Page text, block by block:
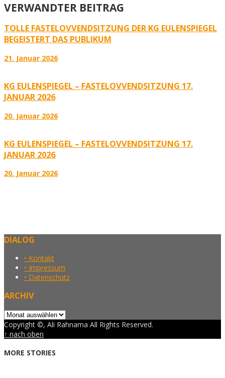
VERWANDTER BEITRAG
TOLLE FASTELOVVENDSITZUNG DER KG EULENSPIEGEL
BEGEISTERT DAS PUBLIKUM
21. Januar 2026
KG EULENSPIEGEL – FASTELOVVENDSITZUNG 17.
JANUAR 2026
20. Januar 2026
KG EULENSPIEGEL – FASTELOVVENDSITZUNG 17.
JANUAR 2026
20. Januar 2026
DIALOG
• Kontakt
• Impressum
• Datenschutz
ARCHIV
Archiv
Copyright ©, Ali Rahnama All Rights Reserved.
↑ nach oben
MORE STORIES